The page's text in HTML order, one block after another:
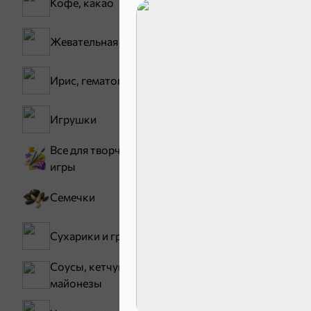
Жевательная резинка
Ирис, гематоген
Игрушки
Все для творчества,
игры
Семечки
Сухарики и гренки
Соусы, кетчупы,
майонезы